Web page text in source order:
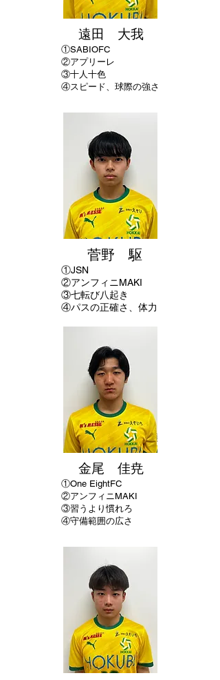
遠田 大我
①SABIOFC
②アプリーレ
​③十人十色
④スピード、球際の強さ
菅野 駆
①JSN
②アンフィニMAKI
③七転び八起き
④パスの正確さ、体力
金尾 佳尭
①One EightFC
②アンフィニMAKI
​③習うより慣れろ
④守備範囲の広さ